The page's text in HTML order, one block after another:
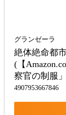
グランゼーラ
絶体絶命都
(【
察官の制服
4907953667846